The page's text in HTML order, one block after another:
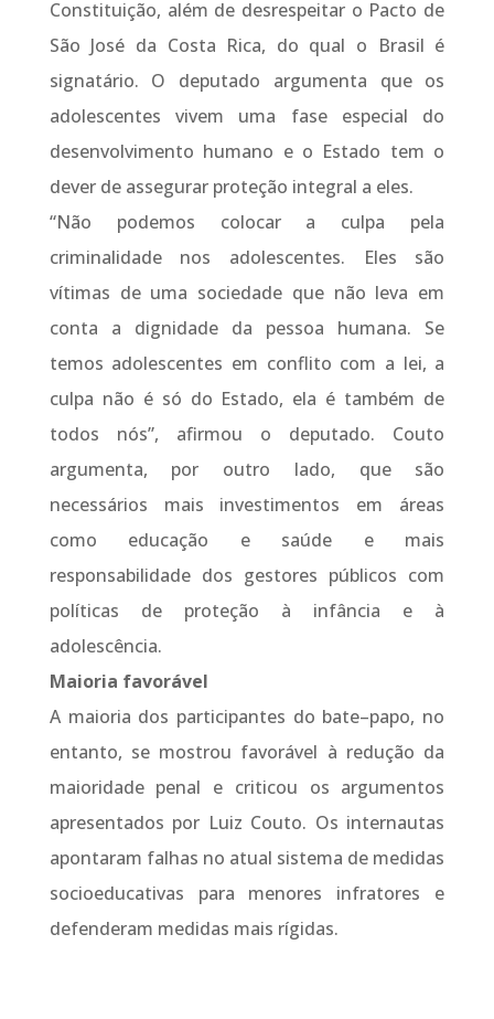
Constituição, além de desrespeitar o Pacto de
São José da Costa Rica, do qual o Brasil é
signatário. O deputado argumenta que os
adolescentes vivem uma fase especial do
desenvolvimento humano e o Estado tem o
dever de assegurar proteção integral a eles.
“Não podemos colocar a culpa pela
criminalidade nos adolescentes. Eles são
vítimas de uma sociedade que não leva em
conta a dignidade da pessoa humana. Se
temos adolescentes em conflito com a lei, a
culpa não é só do Estado, ela é também de
todos nós”, afirmou o deputado. Couto
argumenta, por outro lado, que são
necessários mais investimentos em áreas
como educação e saúde e mais
responsabilidade dos gestores públicos com
políticas de proteção à infância e à
adolescência.
Maioria favorável
A maioria dos participantes do bate–papo, no
entanto, se mostrou favorável à redução da
maioridade penal e criticou os argumentos
apresentados por Luiz Couto. Os internautas
apontaram falhas no atual sistema de medidas
socioeducativas para menores infratores e
defenderam medidas mais rígidas.